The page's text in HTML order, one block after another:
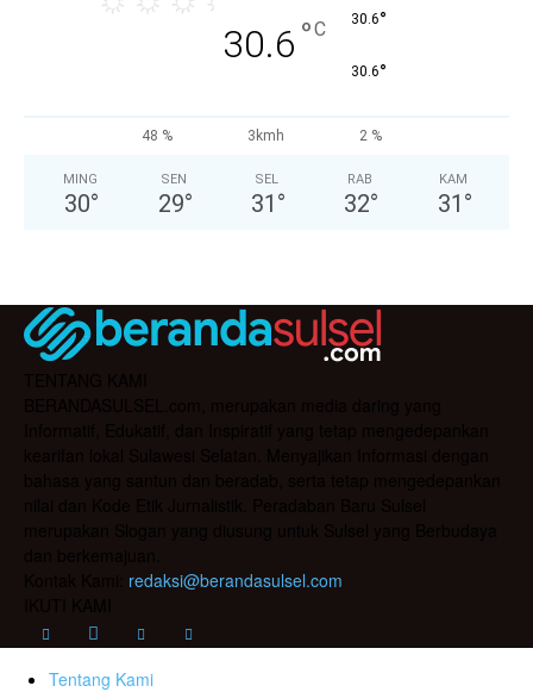
30.6 °C 30.6°
30.6°
48 % 3kmh 2 %
MING
30°
SEN
29°
SEL
31 °
RAB
32°
KAM
31 °
redaksi@berandasulsel.com
Tentang Kami